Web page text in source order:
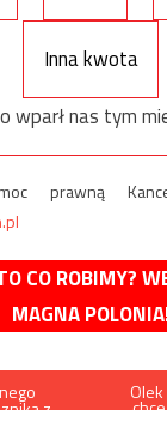
Inna kwota
wparł nas tym
prawną
CO ROBIMY?
MAGNA
z